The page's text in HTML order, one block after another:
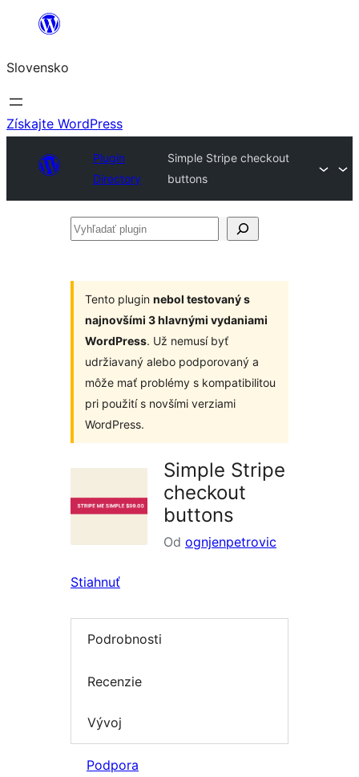
Prejsť
obsah
Slovensko
Získajte WordPress
Plugin
Directory
Simple Stripe checkout
buttons
Vyhľadať
Tento plugin nebol testovaný s
najnovšími 3 hlavnými vydaniami
WordPress. Už nemusí byť
udržiavaný alebo podporovaný a
môže mať problémy s kompatibilitou
pri použití s novšími verziami
WordPress.
Simple Stripe
checkout
buttons
Od ognjenpetrovic
Stiahnuť
Podrobnosti
Recenzie
Vývoj
Podpora